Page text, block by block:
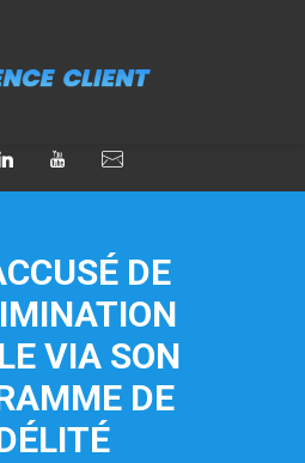
DE
VIA SON
DE